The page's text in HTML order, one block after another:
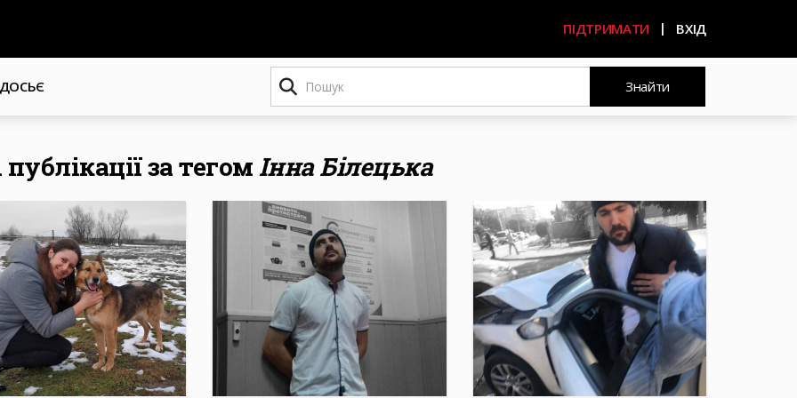
ПІДТРИМАТИ ВХІД
ДОСЬЄ
Пошук
Знайти
публікації за тегомІнна Білецька